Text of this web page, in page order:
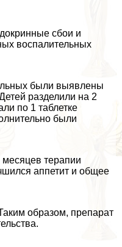
сбои и
воспалительных
были выявлены
разделили на 2
по 1 таблетке
были
терапии
аппетит и общее
образом, препарат